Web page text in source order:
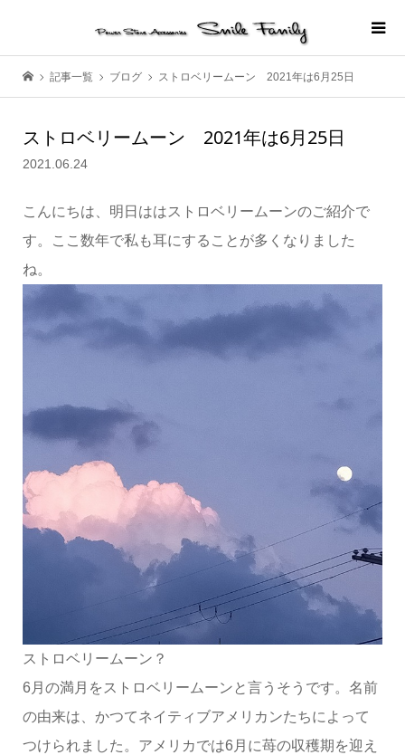
記事一覧 ブログ ストロベリームーン 2021年は6月25日
ストロベリームーン 2021年は6月25日
2021.06.24
こんにちは、明日ははストロベリームーンのご紹介で
す。ここ数年で私も耳にすることが多くなりました
ね。
ストロベリームーン？
6月の満月をストロベリームーンと言うそうです。名前
の由来は、かつてネイティブアメリカンたちによって
つけられました。アメリカでは6月に苺の収穫期を迎え